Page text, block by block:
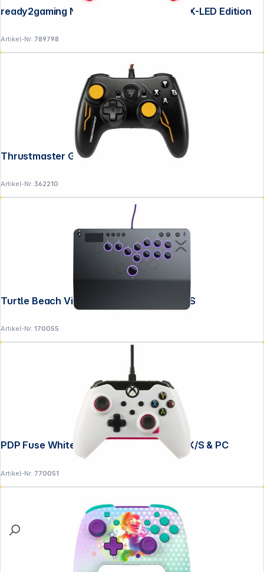
ready2gaming Nintendo Switch Pro Pad X-LED Edition
Artikel-Nr.:789798
Thrustmaster GP XID Pro
Artikel-Nr.:362210
Turtle Beach Victrix Pro KO Fight Stick PS
Artikel-Nr.:170055
PDP Fuse White Controller Xbox Series X/S & PC
Artikel-Nr.:770051